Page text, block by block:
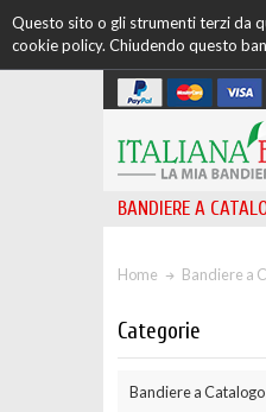
Questo sito o gli strumenti terzi da
cookie policy. Chiudendo questo
BANDIERE A
Home Bandiere a
Categorie
Bandiere a Catalogo